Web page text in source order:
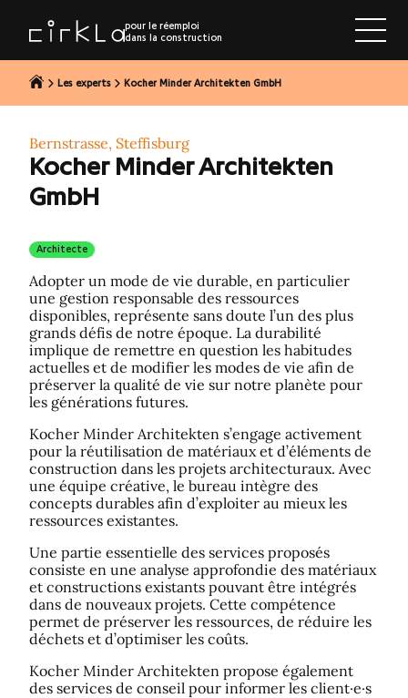
contenu
pour le réemploi
dans la construction
Les experts Kocher Minder Architekten GmbH
Bernstrasse, Steffisburg
Kocher Minder Architekten
GmbH
Architecte
Adopter un mode de vie durable, en particulier
une gestion responsable des ressources
disponibles, représente sans doute l’un des plus
grands défis de notre époque. La durabilité
implique de remettre en question les habitudes
actuelles et de modifier les modes de vie afin de
préserver la qualité de vie sur notre planète pour
les générations futures.
Kocher Minder Architekten s’engage activement
pour la réutilisation de matériaux et d’éléments de
construction dans les projets architecturaux. Avec
une équipe créative, le bureau intègre des
concepts durables afin d’exploiter au mieux les
ressources existantes.
Une partie essentielle des services proposés
consiste en une analyse approfondie des matériaux
et constructions existants pouvant être intégrés
dans de nouveaux projets. Cette compétence
permet de préserver les ressources, de réduire les
déchets et d’optimiser les coûts.
Kocher Minder Architekten propose également
des services de conseil pour informer les client·e·s